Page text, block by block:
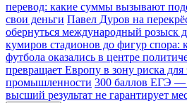
перевод: какие суммы вызывают
свои деньги Павел Дуров на
обернуться международный розыск
кумиров стадионов до фигур спора:
футбола оказались в центре
превращает Европу в зону риска для
промышленности 300 баллов ЕГЭ —
высший результат не гарантирует